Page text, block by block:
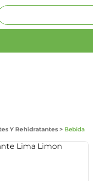
Y Rehidratantes> Bebida